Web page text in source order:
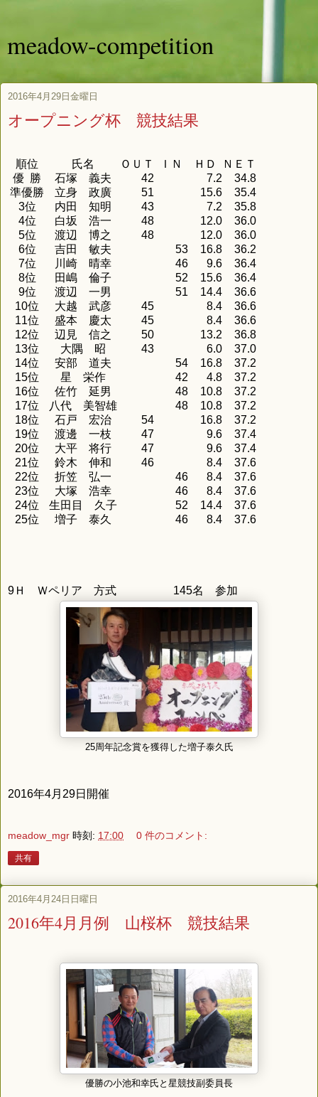
meadow-competition
2016年4月29日金曜日
オープニング杯 競技結果
順位 氏名 ＯＵＴ ＩＮ ＨＤ
ＮＥＴ
優 勝
石塚 義夫 42 7.2
34.8
準優勝
立身 政廣 51 15.6
35.4
3位
内田 知明 43 7.2
35.8
4位
白坂 浩一 48 12.0
36.0
5位
渡辺 博之 48 12.0
36.0
6位
吉田 敏夫 53 16.8
36.2
7位
川崎 晴幸 46 9.6
36.4
8位
田嶋 倫子 52 15.6
36.4
9位
渡辺 一男 51 14.4
36.6
10位
大越 武彦 45 8.4
36.6
11位
盛本 慶太 45 8.4
36.6
12位
辺見 信之 50 13.2
36.8
13位
大隅 昭 43 6.0
37.0
14位
安部 道夫 54 16.8
37.2
15位
星 栄作 42 4.8
37.2
16位
佐竹 延男 48 10.8
37.2
17位
八代 美智雄 48 10.8
37.2
18位
石戸 宏治 54 16.8
37.2
19位
渡邊 一枝 47 9.6
37.4
20位
大平 将行 47 9.6
37.4
21位
鈴木 伸和 46 8.4
37.6
22位
折笠 弘一 46 8.4
37.6
23位
大塚 浩幸 46 8.4
37.6
24位
生田目 久子 52 14.4
37.6
25位
増子 泰久 46 8.4 37.6
9Ｈ Ｗペリア 方式 145名 参加
25周年記念賞を獲得した増子泰久氏
2016年4月29日開催
meadow_mgr 時刻: 17:00 0 件のコメント:
共有
2016年4月24日日曜日
2016年4月月例 山桜杯 競技結果
優勝の小池和幸氏と星競技副委員長